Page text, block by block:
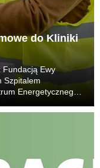
do Kliniki
Fundacją Ewy
Szpitalem
Energetycznego,
dla Dorosłych. To